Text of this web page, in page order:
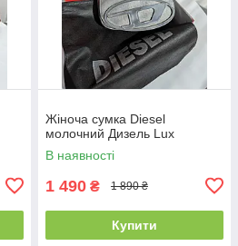
Жіноча сумка Diesel
молочний Дизель Lux
В наявності
1 490 ₴ 1 890 ₴
Купити